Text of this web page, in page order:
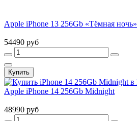
Apple iPhone 13 256Gb «Тёмная ночь»
54490 руб
Купить
Apple iPhone 14 256Gb Midnight
48990 руб